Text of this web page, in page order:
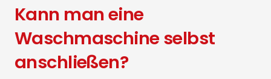
Kann man eine
Waschmaschine selbst
anschließen?